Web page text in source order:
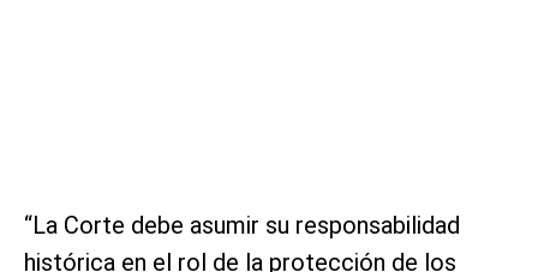
“La Corte debe asumir su responsabilidad
histórica en el rol de la protección de los